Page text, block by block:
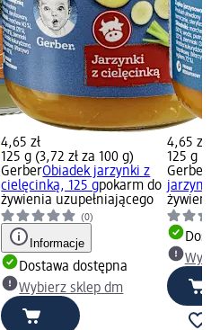
4,65 zł
125 g (3,72 zł za 100 g)
GerberObiadek jarzynki z
cielęcinką, 125 gpokarm do
żywienia uzupełniającego
(0)
Informacje
Dostawa dostępna
Wybierz sklep dm
4,65 zł
125 g
Gerber